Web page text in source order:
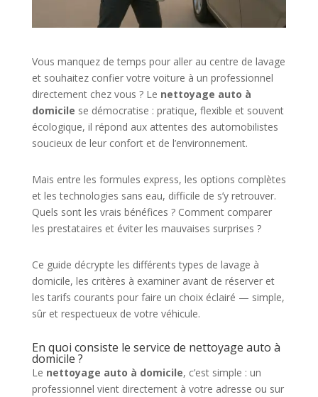
Vous manquez de temps pour aller au centre de lavage
et souhaitez confier votre voiture à un professionnel
directement chez vous ? Le nettoyage auto à
domicile se démocratise : pratique, flexible et souvent
écologique, il répond aux attentes des automobilistes
soucieux de leur confort et de l’environnement.
Mais entre les formules express, les options complètes
et les technologies sans eau, difficile de s’y retrouver.
Quels sont les vrais bénéfices ? Comment comparer
les prestataires et éviter les mauvaises surprises ?
Ce guide décrypte les différents types de lavage à
domicile, les critères à examiner avant de réserver et
les tarifs courants pour faire un choix éclairé — simple,
sûr et respectueux de votre véhicule.
En quoi consiste le service de nettoyage auto à
domicile ?
Le nettoyage auto à domicile, c’est simple : un
professionnel vient directement à votre adresse ou sur